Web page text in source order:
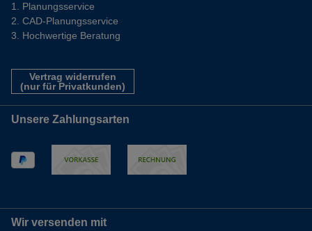
Planungsservice
CAD-Planungsservice
Hochwertige Beratung
Vertrag widerrufen
(nur für Privatkunden)
Unsere Zahlungsarten
Wir versenden mit